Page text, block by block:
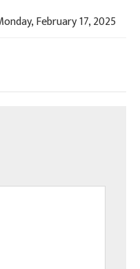
February 17, 2025